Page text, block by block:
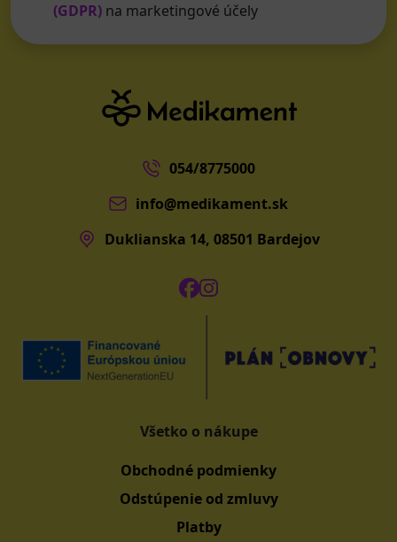
(GDPR) na marketingové účely
054/8775000
info@medikament.sk
Duklianska 14, 08501 Bardejov
Všetko o nákupe
Obchodné podmienky
Odstúpenie od zmluvy
Platby